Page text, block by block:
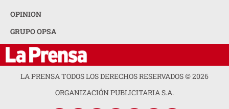
OPINION
GRUPO OPSA
LA PRENSA TODOS LOS DERECHOS RESERVADOS ©2026
ORGANIZACIÓN PUBLICITARIA S.A.